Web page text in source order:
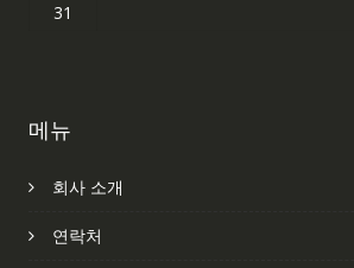
31
메뉴
회사 소개
연락처